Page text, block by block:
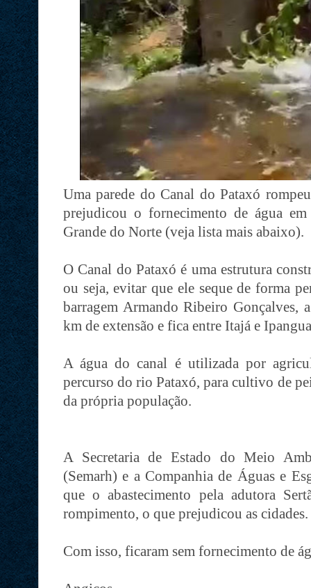
Uma parede do Canal do Pataxó
prejudicou o fornecimento de água
Grande do Norte (veja lista mais abaixo).
O Canal do Pataxó é uma estrutura
ou seja, evitar que ele seque de forma
barragem Armando Ribeiro Gonçalves,
km de extensão e fica entre Itajá e
A água do canal é utilizada por
percurso do rio Pataxó, para cultivo de
da própria população.
A Secretaria de Estado do Meio
(Semarh) e a Companhia de Águas e
que o abastecimento pela adutora
rompimento, o que prejudicou as cidades.
Com isso, ficaram sem fornecimento de